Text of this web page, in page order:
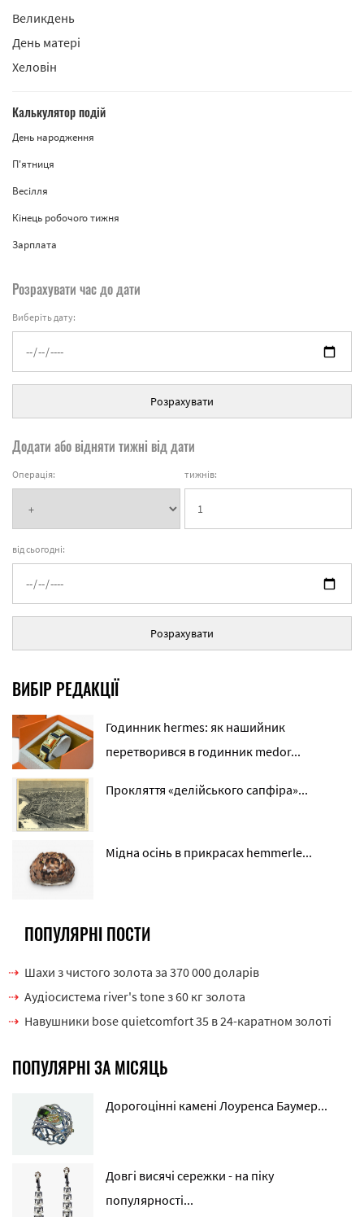
Великдень
День матері
Хеловін
Калькулятор подій
День народження
П'ятниця
Весілля
Кінець робочого тижня
Зарплата
Розрахувати час до дати
Виберіть дату:
Розрахувати
Додати або відняти тижні від дати
Операція: тижнів:
від сьогодні:
Розрахувати
ВИБІР РЕДАКЦІЇ
Годинник hermes: як нашийник
перетворився в годинник medor...
Прокляття «делійського сапфіра»...
Мідна осінь в прикрасах hemmerle...
ПОПУЛЯРНІ ПОСТИ
Шахи з чистого золота за 370 000 доларів
Аудіосистема river's tone з 60 кг золота
Навушники bose quietcomfort 35 в 24-каратном золоті
ПОПУЛЯРНІ ЗА МІСЯЦЬ
Дорогоцінні камені Лоуренса Баумер...
Довгі висячі сережки - на піку
популярності...